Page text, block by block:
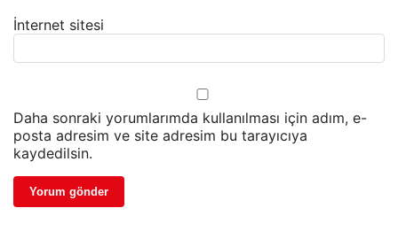
İnternet sitesi
Daha sonraki yorumlarımda kullanılması için adım, e-
posta adresim ve site adresim bu tarayıcıya
kaydedilsin.